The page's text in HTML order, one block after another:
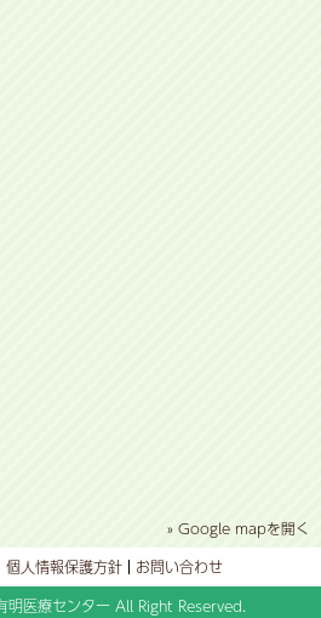
» Google mapを開く
個人情報保護方針
お問い合わせ
医療センター All Right Reserved.